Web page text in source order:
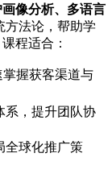
像分析、多语言
方法论，帮助学
程适合：
握获客渠道与
，提升团队协
球化推广策